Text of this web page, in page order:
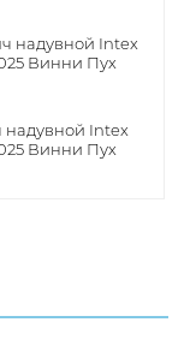
надувной Intex
Винни Пух